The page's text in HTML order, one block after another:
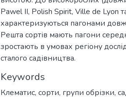
Pawel II, Polish Spirit, Ville de Lyon
характеризуються пагонами
Решта сортів мають пагони
зростають в умовах регіону
сталого садівництва.
Keywords
Клематис, сорти, групи обрізки,